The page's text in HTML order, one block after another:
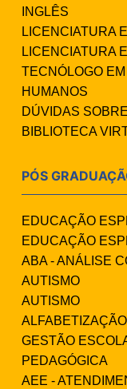
INGLÊS
LICENCIATURA
LICENCIATURA
TECNÓLOGO
HUMANOS
DÚVIDAS
BIBLIOTECA
PÓS
EDUCAÇÃO
EDUCAÇÃO
ABA - ANÁLISE
AUTISMO
AUTISMO
GESTÃO
PEDAGÓGICA
AEE -